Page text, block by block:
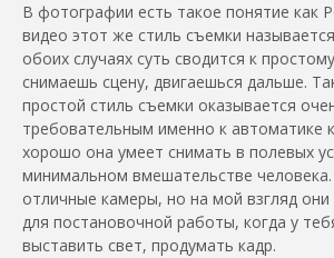
В фотографии есть такое понятие как
видео этот же стиль съемки
обоих случаях суть сводится к
снимаешь сцену, двигаешься дальше.
простой стиль съемки оказывается
требовательным именно к автоматике
хорошо она умеет снимать в полевых
минимальном вмешательстве человека.
отличные камеры, но на мой взгляд
для постановочной работы, когда у
выставить свет, продумать кадр.